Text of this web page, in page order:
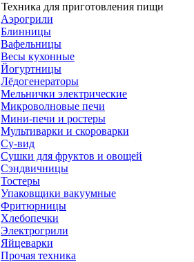
Техника для приготовления пищи
Аэрогрили
Блинницы
Вафельницы
Весы кухонные
Йогуртницы
Лёдогенераторы
Мельнички электрические
Микроволновые печи
Мини-печи и ростеры
Мультиварки и скороварки
Су-вид
Сушки для фруктов и овощей
Сэндвичницы
Тостеры
Упаковщики вакуумные
Фритюрницы
Хлебопечки
Электрогрили
Яйцеварки
Прочая техника